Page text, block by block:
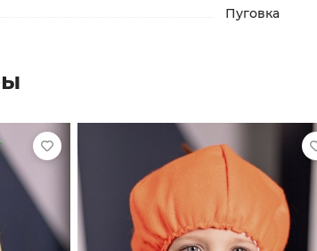
Пуговка